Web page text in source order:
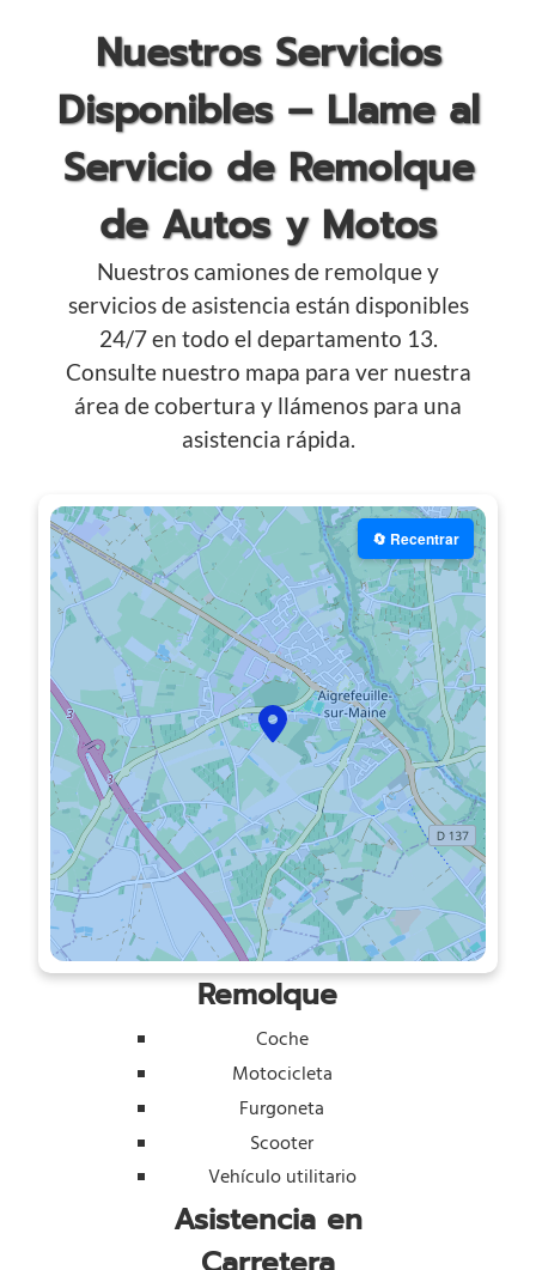
Nuestros Servicios
Disponibles – Llame al
Servicio de Remolque
de Autos y Motos
Nuestros camiones de remolque y
servicios de asistencia están disponibles
24/7 en todo el departamento 13.
Consulte nuestro mapa para ver nuestra
área de cobertura y llámenos para una
asistencia rápida.
🔄 Recentrar
Remolque
Coche
Motocicleta
Furgoneta
Scooter
Vehículo utilitario
Asistencia en